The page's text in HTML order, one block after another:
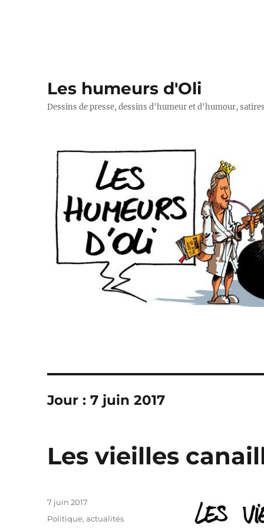
Les humeurs d'Oli
Dessins de presse, dessins d'humeur et d'humour,
Jour :7 juin 2017
Les vieilles
Publié
7 juin 2017
Catégories
Politique, actualités